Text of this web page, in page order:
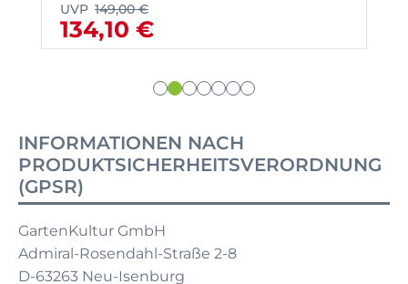
UVP 149,00 €
134,10 €
INFORMATIONEN NACH
PRODUKTSICHERHEITSVERORDNUNG
(GPSR)
GartenKultur GmbH
Admiral-Rosendahl-Straße 2-8
D-63263 Neu-Isenburg